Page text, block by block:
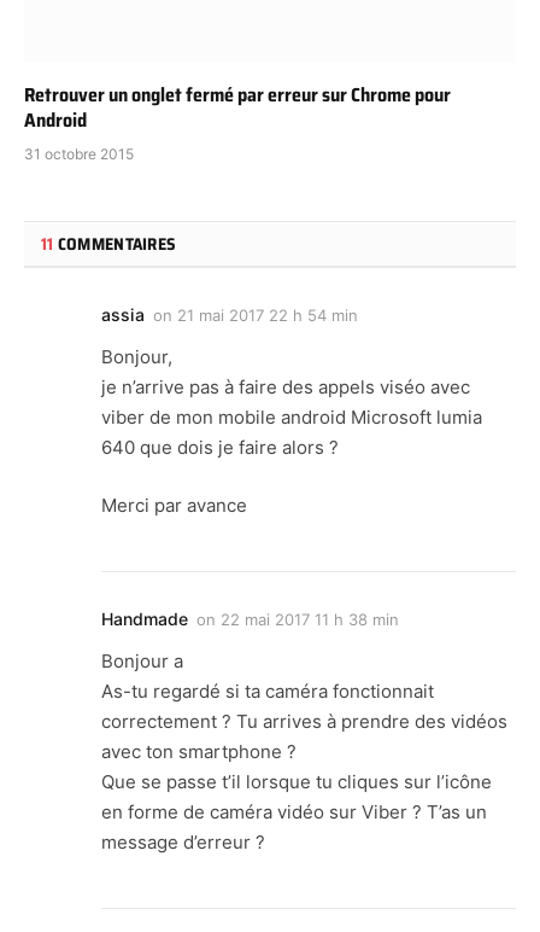
Retrouver un onglet fermé par erreur sur Chrome pour
Android
31 octobre 2015
11 COMMENTAIRES
assia on 21 mai 2017 22 h 54 min
Bonjour,
je n’arrive pas à faire des appels viséo avec
viber de mon mobile android Microsoft lumia
640 que dois je faire alors ?
Merci par avance
Handmade on 22 mai 2017 11 h 38 min
Bonjour a
As-tu regardé si ta caméra fonctionnait
correctement ? Tu arrives à prendre des vidéos
avec ton smartphone ?
Que se passe t’il lorsque tu cliques sur l’icône
en forme de caméra vidéo sur Viber ? T’as un
message d’erreur ?